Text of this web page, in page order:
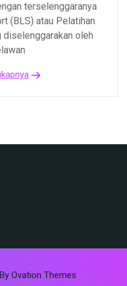
terselenggaranya
(BLS) atau Pelatihan
diselenggarakan oleh
By Ovation Themes